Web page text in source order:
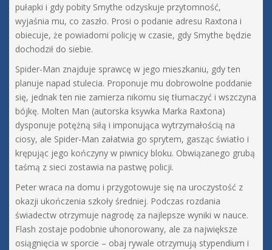
pułapki i gdy pobity Smythe odzyskuje przytomność,
wyjaśnia mu, co zaszło. Prosi o podanie adresu Raxtona i
obiecuje, że powiadomi policję w czasie, gdy Smythe będzie
dochodził do siebie.
Spider-Man znajduje sprawcę w jego mieszkaniu, gdy ten
planuje napad stulecia. Proponuje mu dobrowolne poddanie
się, jednak ten nie zamierza nikomu się tłumaczyć i wszczyna
bójkę. Molten Man (autorska ksywka Marka Raxtona)
dysponuje potężną siłą i imponująca wytrzymałością na
ciosy, ale Spider-Man załatwia go sprytem, gasząc światło i
krępując jego kończyny w piwnicy bloku. Obwiązanego grubą
taśmą z sieci zostawia na pastwę policji.
Peter wraca na domu i przygotowuje się na uroczystość z
okazji ukończenia szkoły średniej. Podczas rozdania
świadectw otrzymuje nagrodę za najlepsze wyniki w nauce.
Flash zostaje podobnie uhonorowany, ale za największe
osiągnięcia w sporcie – obaj rywale otrzymują stypendium i